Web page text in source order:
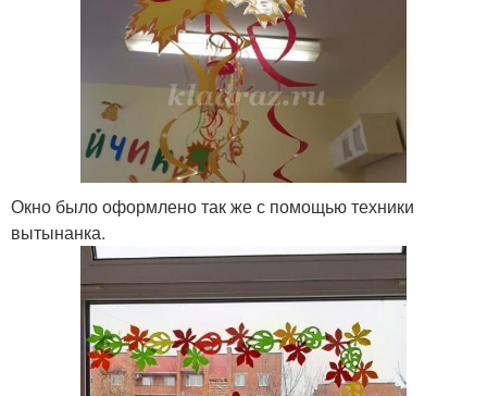
Окно было оформлено так же с помощью техники
вытынанка.